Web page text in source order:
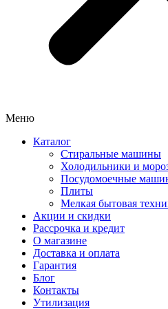
Меню
Каталог
Стиральные машины
Холодильники и
Посудомоечные
Плиты
Мелкая бытовая
Акции и скидки
Рассрочка и кредит
О магазине
Доставка и оплата
Гарантия
Блог
Контакты
Утилизация